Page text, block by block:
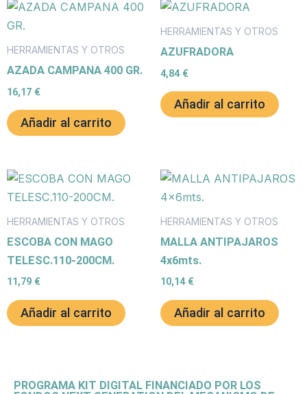
HERRAMIENTAS Y OTROS
AZADA CAMPANA 400 GR.
16,17 €
Añadir al carrito
HERRAMIENTAS Y OTROS
AZUFRADORA
4,84 €
Añadir al carrito
HERRAMIENTAS Y OTROS
ESCOBA CON MAGO
TELESC.110-200CM.
11,79 €
Añadir al carrito
HERRAMIENTAS Y OTROS
MALLA ANTIPAJAROS
4x6mts.
10,14 €
Añadir al carrito
PROGRAMA KIT DIGITAL FINANCIADO POR LOS